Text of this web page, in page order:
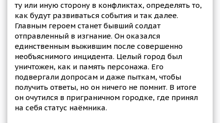
ту или иную сторону в конфликтах, определять то,
как будут развиваться события и так далее.
Главным героем станет бывший солдат
отправленный в изгнание. Он оказался
единственным выжившим после совершенно
необъяснимого инцидента. Целый город был
уничтожен, как и память персонажа. Его
подвергали допросам и даже пыткам, чтобы
получить ответы, но он ничего не помнит. В итоге
он очутился в приграничном городке, где принял
на себя статус наёмника.